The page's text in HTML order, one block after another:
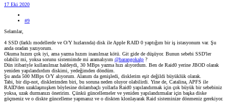
17 Eki 2020
#9
Selamlar,
4 SSD (farklı modellerde ve O/Y hızlarında) disk ile Apple RAID 0 yaptığım bir iş istasyonum var. Şu
anda oradan yazıyorum.
Okuma hızım çok iyi, ama yazma hızım inanılmaz kötü. Git gide de düşüyor. Bunun sebebi SSD'ler
olabilir mi, yoksa sorunu sistemimde mi aramalıyım @barangokalp ?
Dün itibariyle kullanılmaz haldeydi, 30 MBps yazma hızı alıyordum. Ben de Raid0 yerine JBOD olarak
yeniden yapılandırdım diskimi, yedeğimden döndüm.
Şu anda 500 MBps O/Y alıyorum. Alanım da genişledi, disklerim eşit değildi büyüklük olarak.
Tabi, bir dip-not, disklerimden biri, bu soruna neden oluyor olabilirdi. Yine de, Catalina, APFS ile
RAID'den uzaklaşmışken böylesine dolambaçlı yollarla Raid0 yapılandırmak için çok büyük bir sebebiniz
yoksa, uzak durmanızı öneririm. Çünkü güncellemeler ve yeniden yapılandırmalar için başka diske
göçmeniz ve o diskte güncelleme yapmanız ve o diskten klonlayarak Raid sisteminize dönmeniz gerekiyor.